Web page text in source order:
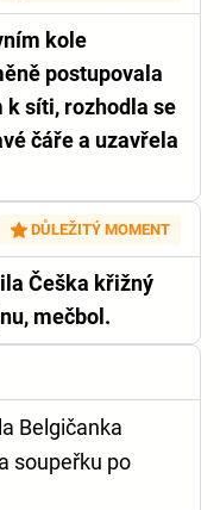
kole
postupovala
k síti, rozhodla se
čáře a uzavřela
DŮLEŽITÝ MOMENT
Češka křižný
mečbol.
Belgičanka
soupeřku po